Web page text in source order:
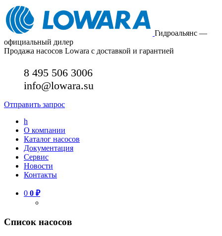
Гидроальянс —
официальный дилер
Продажа насосов Lowara с доставкой и гарантией
8 495 506 3006
info@lowara.su
Отправить запрос
h
О компании
Каталог насосов
Документация
Сервис
Новости
Контакты
0 0 ₽
Список насосов